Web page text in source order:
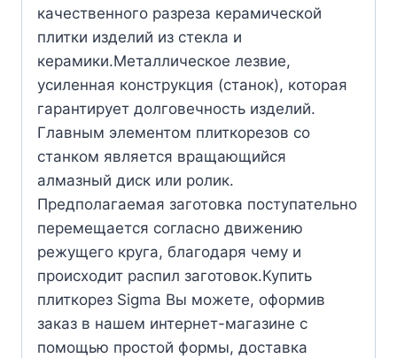
качественного разреза керамической
плитки изделий из стекла и
керамики.Металлическое лезвие,
усиленная конструкция (станок), которая
гарантирует долговечность изделий.
Главным элементом плиткорезов со
станком является вращающийся
алмазный диск или ролик.
Предполагаемая заготовка поступательно
перемещается согласно движению
режущего круга, благодаря чему и
происходит распил заготовок.Купить
плиткорез Sigma Вы можете, оформив
заказ в нашем интернет-магазине с
помощью простой формы, доставка